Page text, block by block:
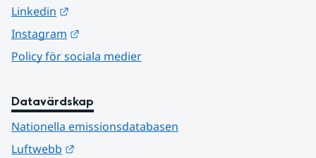
Linkedin
Instagram
Policy för sociala medier
Datavärdskap
Nationella emissionsdatabasen
Luftwebb